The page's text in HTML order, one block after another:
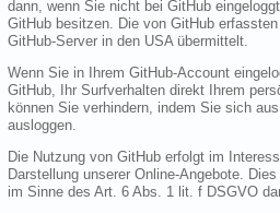
dann, wenn Sie nicht bei GitHub
GitHub besitzen. Die von GitHub
GitHub-Server in den USA übermittelt.
Wenn Sie in Ihrem GitHub-Account
GitHub, Ihr Surfverhalten direkt Ihrem
können Sie verhindern, indem Sie sich
ausloggen.
Die Nutzung von GitHub erfolgt im
Darstellung unserer Online-Angebote.
im Sinne des Art. 6 Abs. 1 lit. f DSGVO